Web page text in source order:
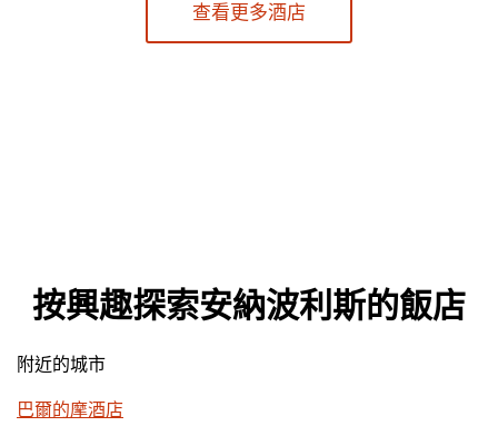
查看更多酒店
按興趣探索安納波利斯的飯店
附近的城市
巴爾的摩酒店